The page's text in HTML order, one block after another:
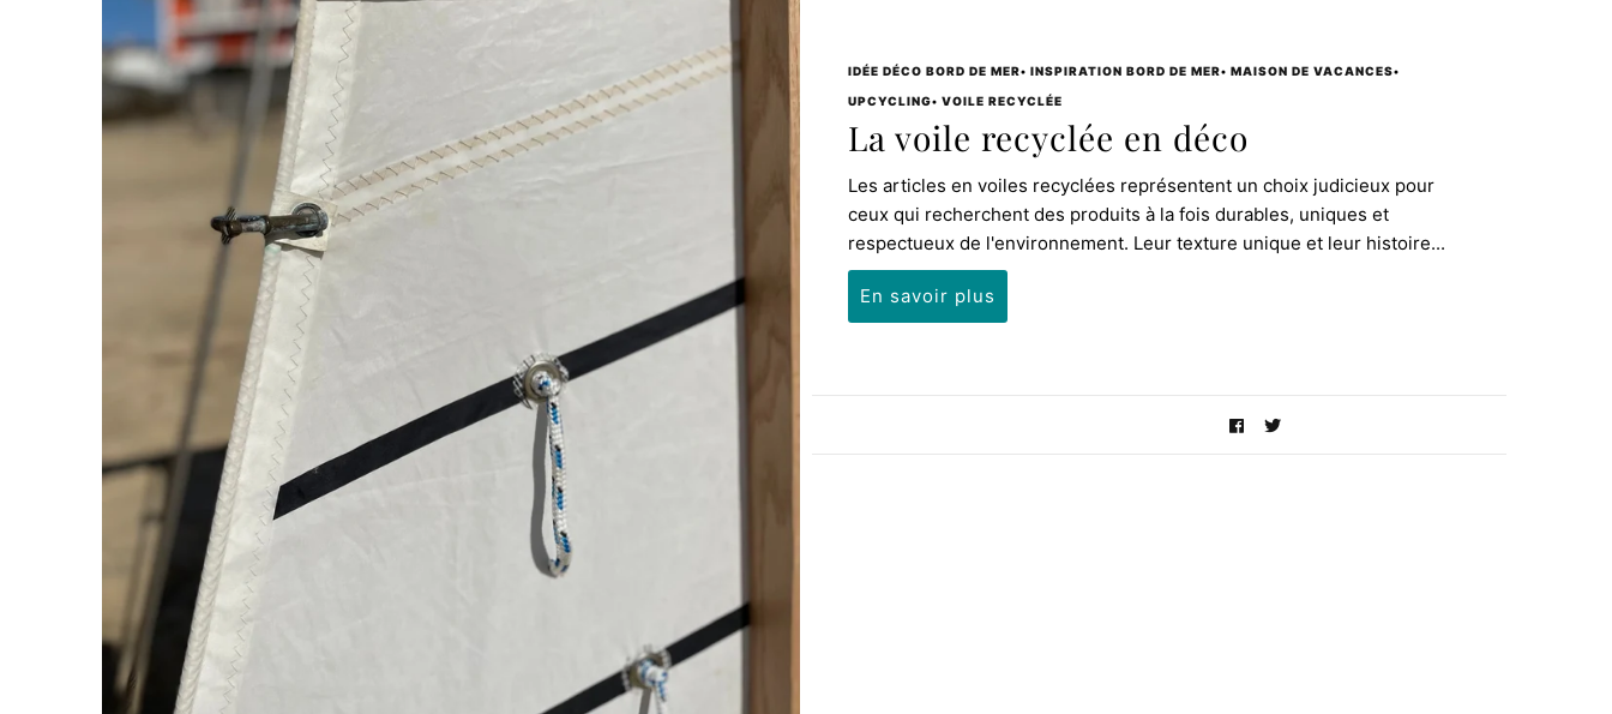
IDÉE DÉCO BORD DE MER• INSPIRATION BORD DE MER• MAISON DE VACANCES•
UPCYCLING• VOILE RECYCLÉE
La voile recyclée en déco
Les articles en voiles recyclées représentent un choix judicieux pour
ceux qui recherchent des produits à la fois durables, uniques et
respectueux de l'environnement. Leur texture unique et leur histoire...
En savoir plus